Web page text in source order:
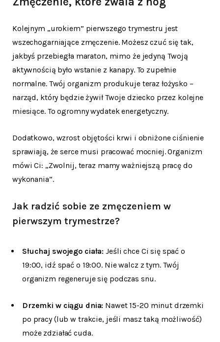
Kolejnym „urokiem” pierwszego trymestru jest
wszechogarniające zmęczenie. Możesz czuć się tak,
jakbyś przebiegła maraton, mimo że jedyną Twoją
aktywnością było wstanie z kanapy. To zupełnie
normalne. Twój organizm produkuje teraz łożysko –
narząd, który będzie żywił Twoje dziecko przez kolejne
miesiące. To ogromny wydatek energetyczny.
Dodatkowo, wzrost objętości krwi i obniżone ciśnienie
sprawiają, że serce musi pracować mocniej. Organizm
mówi Ci: „Zwolnij, teraz mamy ważniejszą pracę do
wykonania”.
Jak radzić sobie ze zmęczeniem w
pierwszym trymestrze?
Słuchaj swojego ciała: Jeśli chce Ci się spać o
19:00, idź spać o 19:00. Nie walcz z tym. Twój
organizm regeneruje się podczas snu.
Drzemki w ciągu dnia: Nawet 15-20 minut drzemki
po pracy (lub w trakcie, jeśli masz taką możliwość)
może zdziałać cuda.